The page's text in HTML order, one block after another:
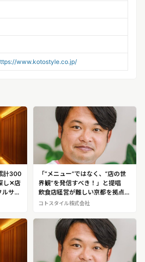
www.kotostyle.co.jp/
計300
し✕店
サポ
持ち
「“メニュー”ではなく、“店の世
界観”を発信すべき！」と提唱
飲食店経営が難しい京都を拠点に
人気店を次々生む！店作りのプロ
表・穴澤氏へのインタビュー取
材・開業サポートの密着取材など
が可能です！
コトスタイル株式会社